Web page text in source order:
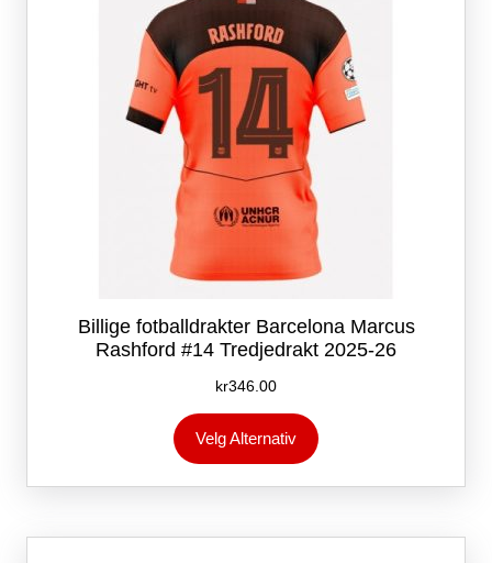
på
produktsiden
Billige fotballdrakter Barcelona Marcus
Rashford #14 Tredjedrakt 2025-26
kr346.00
Velg Alternativ
produktet
flere
Alternativene